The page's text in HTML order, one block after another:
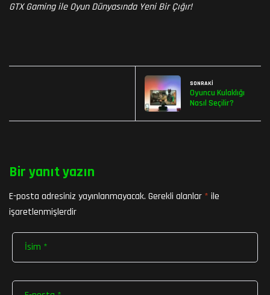
GTX Gaming ile Oyun Dünyasında Yeni Bir Çığır!
SONRAKI
Oyuncu Kulaklığı
Nasıl Seçilir?
Bir yanıt yazın
E-posta adresiniz yayınlanmayacak. Gerekli alanlar * ile
işaretlenmişlerdir